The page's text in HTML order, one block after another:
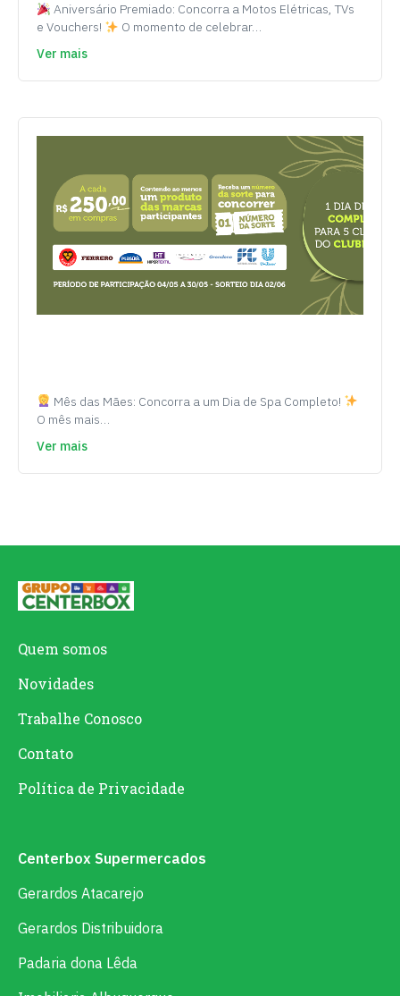
Aniversário Premiado: Concorra a Motos Elétricas, TVs
e Vouchers!
O momento de celebrar…
Ver mais
Mês das Mães: Concorra a um Dia de Spa Completo!
O mês mais…
Ver mais
Quem somos
Novidades
Trabalhe Conosco
Contato
Política de Privacidade
Centerbox Supermercados
Gerardos Atacarejo
Gerardos Distribuidora
Padaria dona Lêda